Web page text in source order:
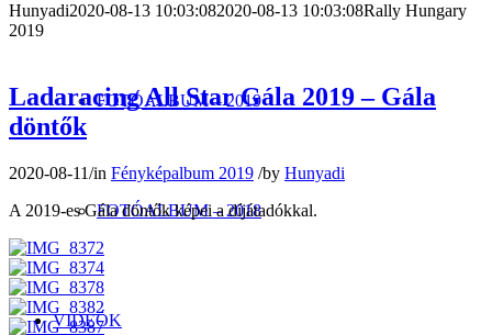
FOTÓALBUM – 2019
FOTÓALBUM – 2018
VIDEÓK
Hunyadi2020-08-13 10:03:082020-08-13 10:03:08Rally Hungary
2019
Ladaracing All Star Gála 2019 – Gála
döntők
2020-08-11/in Fényképalbum 2019 /by Hunyadi
A 2019-es Gála döntők képei a díjátadókkal.